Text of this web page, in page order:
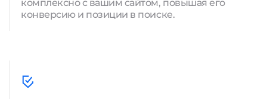
комплексно с вашим сайтом, повышая его
конверсию и позиции в поиске.